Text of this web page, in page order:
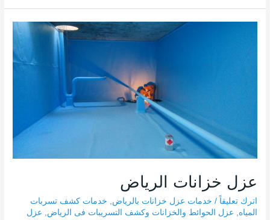
عزل خزانات الرياض
اترك تعليقاً / خدمات عزل خزانات بالرياض, خدمات كشف تسربات
المياه, عزل الحوائط والخزانات وكشف التسريبات فى الرياض, عزل